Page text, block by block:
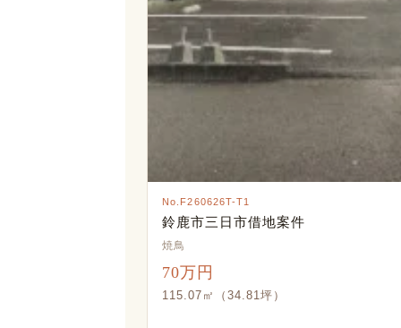
No.F260626T-T1
鈴鹿市三日市借地案件
焼鳥
70万円
115.07㎡（34.81坪）